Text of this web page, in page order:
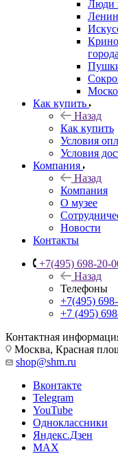
Люди
Ленин
Как купить
Назад
Как купить
Условия
Условия
Компания
Назад
Компания
О музее
Новости
Контакты
+7(495) 698-20-
Назад
Телефоны
+7(495)
+7 (495)
Контактная
Москва, Красная
shop@shm.ru
Вконтакте
Telegram
YouTube
Одноклассники
Яндекс.Дзен
MAX